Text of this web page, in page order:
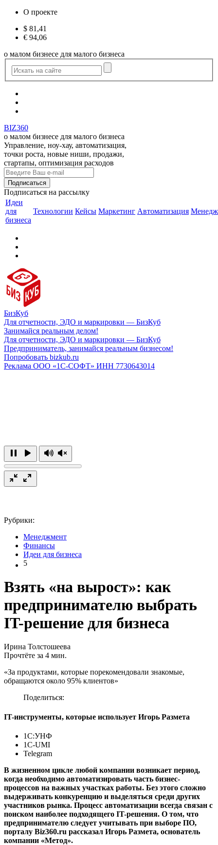
О проекте
$ 81,41
€ 94,06
о малом бизнесе для малого бизнеса
BIZ360
о малом бизнесе для малого бизнеса
Управление, ноу-хау, автоматизация,
точки роста, новые ниши, продажи,
стартапы, оптимизация расходов
Подписаться на рассылку
Идеи
для
бизнеса
Технологии Кейсы Маркетинг Автоматизация
БизКуб
Для отчетности, ЭДО и маркировки — БизКуб
Занимайся реальным делом!
Для отчетности, ЭДО и маркировки — БизКуб
Предприниматель, занимайся реальным бизнесом!
Попробовать bizkub.ru
Реклама ООО «1С-СОФТ» ИНН 7730643014
Рубрики:
Менеджмент
Финансы
Идеи для бизнеса
5
Взять «на вырост»: как
предпринимателю выбрать
IT-решение для бизнеса
Ирина Толстошеева
Прочтёте за 4 мин.
«За продуктами, которые порекомендовали знакомые,
обращаются около 95% клиентов»
Поделиться:
IT-инструменты, которые использует Игорь Размета
1С:УНФ
1С-UMI
Telegram
В жизненном цикле любой компании возникает период,
когда необходимо автоматизировать часть бизнес-
процессов на важных участках работы. Без этого сложно
выдерживать конкуренцию и выделяться среди других
участников рынка. Процесс автоматизации всегда связан с
поиском наиболее подходящего IT-решения. О том, что
предпринимателю следует учитывать при выборе ПО,
порталу Biz360.ru рассказал Игорь Размета, основатель
компании «Метод».